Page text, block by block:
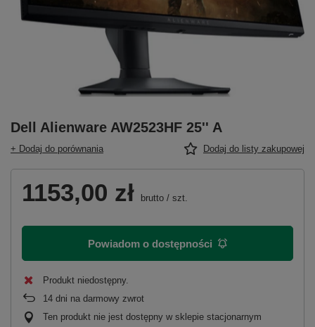
Dell Alienware AW2523HF 25'' A
+ Dodaj do porównania Dodaj do listy zakupowej
1153,00 zł brutto / szt.
Powiadom o dostępności
Produkt niedostępny
14 dni na darmowy zwrot
Ten produkt nie jest dostępny w sklepie stacjonarnym